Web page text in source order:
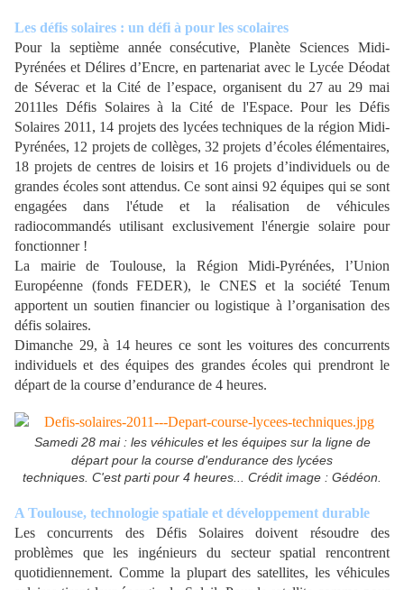
Les défis solaires : un défi à pour les scolaires
Pour la septième année consécutive, Planète Sciences Midi-
Pyrénées et Délires d’Encre, en partenariat avec le Lycée Déodat
de Séverac et la Cité de l’espace, organisent du 27 au 29 mai
2011les Défis Solaires à la Cité de l'Espace. Pour les Défis
Solaires 2011, 14 projets des lycées techniques de la région Midi-
Pyrénées, 12 projets de collèges, 32 projets d’écoles élémentaires,
18 projets de centres de loisirs et 16 projets d’individuels ou de
grandes écoles sont attendus. Ce sont ainsi 92 équipes qui se sont
engagées dans l'étude et la réalisation de véhicules
radiocommandés utilisant exclusivement l'énergie solaire pour
fonctionner !
La mairie de Toulouse, la Région Midi-Pyrénées, l’Union
Européenne (fonds FEDER), le CNES et la société Tenum
apportent un soutien financier ou logistique à l’organisation des
défis solaires.
Dimanche 29, à 14 heures ce sont les voitures des concurrents
individuels et des équipes des grandes écoles qui prendront le
départ de la course d’endurance de 4 heures.
Samedi 28 mai : les véhicules et les équipes sur la ligne de
départ pour la course d'endurance des lycées
techniques. C'est parti pour 4 heures... Crédit image : Gédéon.
A Toulouse, technologie spatiale et développement durable
Les concurrents des Défis Solaires doivent résoudre des
problèmes que les ingénieurs du secteur spatial rencontrent
quotidiennement. Comme la plupart des satellites, les véhicules